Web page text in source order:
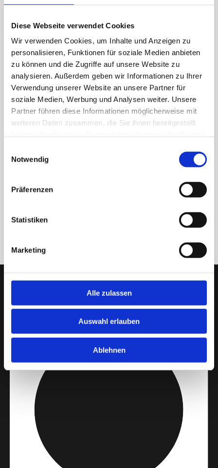
Diese Webseite verwendet Cookies
Wir verwenden Cookies, um Inhalte und Anzeigen zu
personalisieren, Funktionen für soziale Medien anbieten
zu können und die Zugriffe auf unsere Website zu
analysieren. Außerdem geben wir Informationen zu Ihrer
Verwendung unserer Website an unsere Partner für
soziale Medien, Werbung und Analysen weiter. Unsere
Partner führen diese Informationen möglicherweise mit
weiteren Daten zusammen, die Sie ihnen bereitgestellt
Notwendig
Präferenzen
Statistiken
Marketing
Alle zulassen
Auswahl erlauben
Ablehnen
gegenüber zur Übernachtung offen.